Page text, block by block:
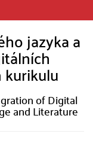
jazyka a
of Digital
and Literature